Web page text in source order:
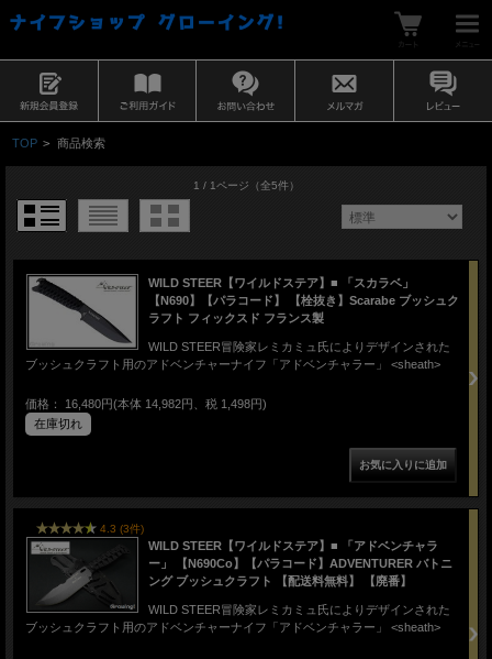
TOP > 商品検索
1 / 1ページ （全5件）
WILD STEER【ワイルドステア】■ 「スカラベ」
【N690】【パラコード】 【栓抜き】Scarabe ブッシュク
ラフト フィックスド フランス製
WILD STEER冒険家レミカミュ氏によりデザインされた
ブッシュクラフト用のアドベンチャーナイフ「アドベンチャラー」 <sheath>
価格： 16,480円(本体 14,982円、税 1,498円)
在庫切れ
4.3 (3件)
WILD STEER【ワイルドステア】■ 「アドベンチャラ
ー」 【N690Co】【パラコード】ADVENTURER バトニ
ング ブッシュクラフト 【配送料無料】 【廃番】
WILD STEER冒険家レミカミュ氏によりデザインされた
ブッシュクラフト用のアドベンチャーナイフ「アドベンチャラー」 <sheath>